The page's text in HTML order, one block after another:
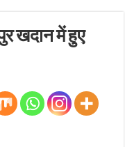
खदान में हुए